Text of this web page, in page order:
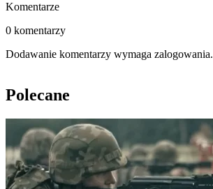
Komentarze
0 komentarzy
Dodawanie komentarzy wymaga zalogowania.
Polecane